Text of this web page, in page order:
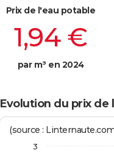
Prix de l'eau potable
1,94 €
par m³ en 2024
Evolution du prix de
(source :
3